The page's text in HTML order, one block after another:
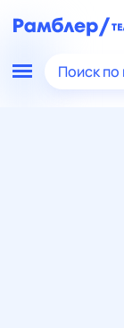
Поиск по